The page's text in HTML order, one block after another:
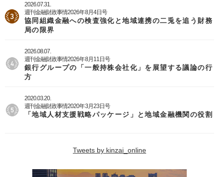
2026.07.31.
週刊金融財政事情2026年8月4日号
協同組織金融への検査強化と地域連携の二兎を追う財務
局の限界
2026.08.07.
週刊金融財政事情2026年8月11日号
銀行グループの「一般持株会社化」を展望する議論の行
方
2020.03.20.
週刊金融財政事情2020年3月23日号
「地域人材支援戦略パッケージ」と地域金融機関の役割
Tweets by kinzai_online